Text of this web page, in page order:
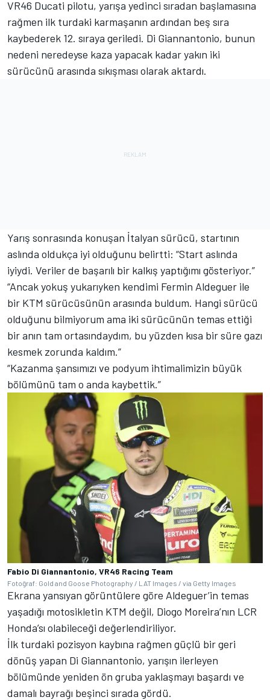
VR46 Ducati pilotu, yarışa yedinci sıradan başlamasına
rağmen ilk turdaki karmaşanın ardından beş sıra
kaybederek 12. sıraya geriledi. Di Giannantonio, bunun
nedeni neredeyse kaza yapacak kadar yakın iki
sürücünü arasında sıkışması olarak aktardı.
Yarış sonrasında konuşan İtalyan sürücü, startının
aslında oldukça iyi olduğunu belirtti: “Start aslında
iyiydi. Veriler de başarılı bir kalkış yaptığımı gösteriyor.”
“Ancak yokuş yukarıyken kendimi Fermin Aldeguer ile
bir KTM sürücüsünün arasında buldum. Hangi sürücü
olduğunu bilmiyorum ama iki sürücünün temas ettiği
bir anın tam ortasındaydım, bu yüzden kısa bir süre gazı
kesmek zorunda kaldım.”
“Kazanma şansımızı ve podyum ihtimalimizin büyük
bölümünü tam o anda kaybettik.”
Fabio Di Giannantonio, VR46 Racing Team
Fotoğraf: Gold and Goose Photography / LAT Images / via Getty Images
Ekrana yansıyan görüntülere göre Aldeguer’in temas
yaşadığı motosikletin KTM değil, Diogo Moreira’nın LCR
Honda’sı olabileceği değerlendiriliyor.
İlk turdaki pozisyon kaybına rağmen güçlü bir geri
dönüş yapan Di Giannantonio, yarışın ilerleyen
bölümünde yeniden ön gruba yaklaşmayı başardı ve
damalı bayrağı beşinci sırada gördü.